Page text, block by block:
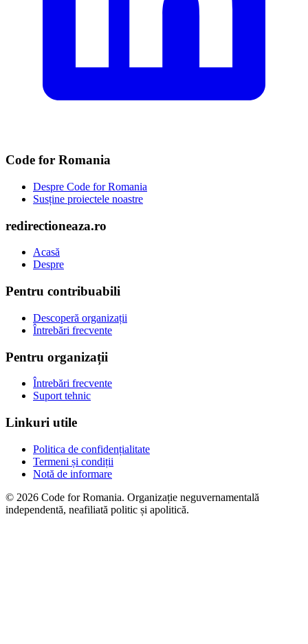
Code for Romania
Despre Code for Romania
Susține proiectele noastre
redirectioneaza.ro
Acasă
Despre
Pentru contribuabili
Descoperă organizații
Întrebări frecvente
Pentru organizații
Întrebări frecvente
Suport tehnic
Linkuri utile
Politica de confidențialitate
Termeni și condiții
Notă de informare
© 2026 Code for Romania. Organizație neguvernamentală
independentă, neafiliată politic și apolitică.